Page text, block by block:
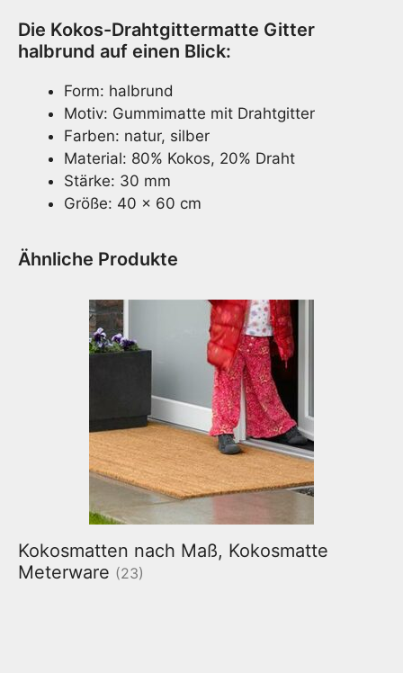
Die Kokos-Drahtgittermatte Gitter
halbrund auf einen Blick:
Form: halbrund
Motiv: Gummimatte mit Drahtgitter
Farben: natur, silber
Material: 80% Kokos, 20% Draht
Stärke: 30 mm
Größe: 40 x 60 cm
Ähnliche Produkte
Kokosmatten nach Maß, Kokosmatte
Meterware (23)